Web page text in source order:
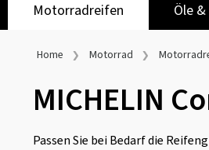
Motorradreifen
Öle
Home Motorrad
MICHELIN
Passen Sie bei Bedarf die